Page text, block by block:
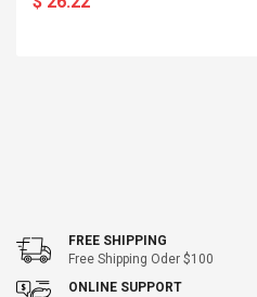
FREE SHIPPING
Free Shipping Oder $100
ONLINE SUPPORT